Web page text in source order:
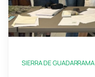
SIERRA DE GUADARRAMA